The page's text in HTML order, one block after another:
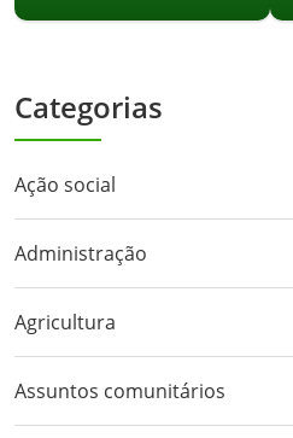
Categorias
Ação social
Administração
Agricultura
Assuntos comunitários